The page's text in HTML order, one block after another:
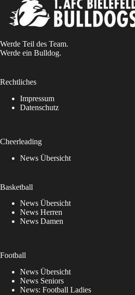
Werde Teil des Team.
Werde ein Bulldog.
Rechtliches
Impressum
Datenschutz
Cheerleading
News Übersicht
Basketball
News Übersicht
News Herren
News Damen
Football
News Übersicht
News Seniors
News: Football Ladies